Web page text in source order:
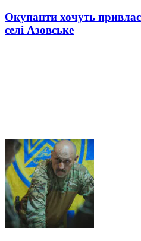
Окупанти хочуть
селі Азовське